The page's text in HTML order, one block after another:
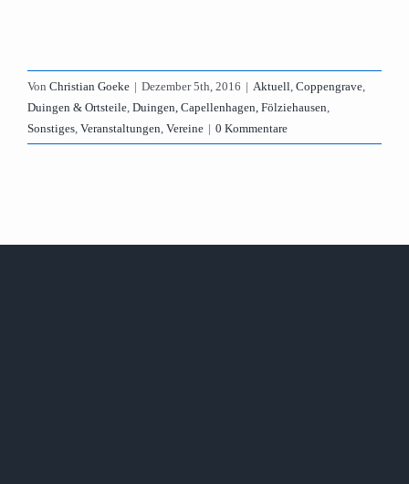
Von Christian Goeke | Dezember 5th, 2016 | Aktuell, Coppengrave,
Duingen & Ortsteile, Duingen, Capellenhagen, Fölziehausen,
Sonstiges, Veranstaltungen, Vereine | 0 Kommentare